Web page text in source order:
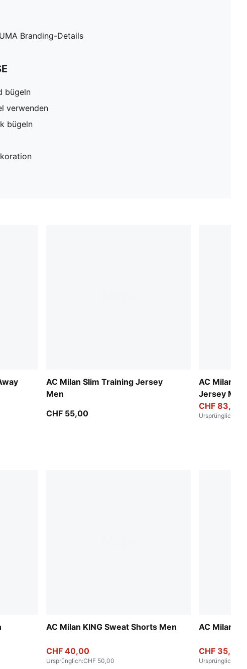
Branding-Details
bügeln
verwenden
bügeln
AC Milan Slim Training Jersey
Men
CHF 55,00
AC Milan
Jersey Men
CHF 83,00
Ursprünglich
AC Milan KING Sweat Shorts Men
CHF 40,00
Ursprünglich:CHF 50,00
AC Milan
CHF 35,00
Ursprünglich